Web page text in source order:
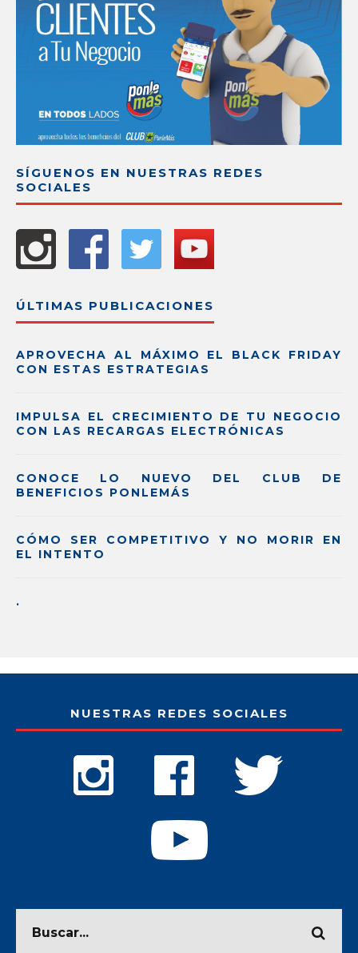
SÍGUENOS EN NUESTRAS REDES
SOCIALES
ÚLTIMAS PUBLICACIONES
APROVECHA AL MÁXIMO EL BLACK FRIDAY
CON ESTAS ESTRATEGIAS
IMPULSA EL CRECIMIENTO DE TU NEGOCIO
CON LAS RECARGAS ELECTRÓNICAS
CONOCE LO NUEVO DEL CLUB DE
BENEFICIOS PONLEMÁS
CÓMO SER COMPETITIVO Y NO MORIR EN
EL INTENTO
.
NUESTRAS REDES SOCIALES